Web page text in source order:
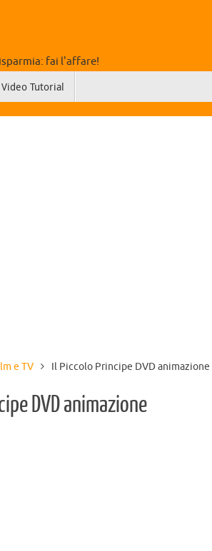
fai l'affare!
Video Tutorial
e TV Il Piccolo Principe DVD animazione
DVD animazione